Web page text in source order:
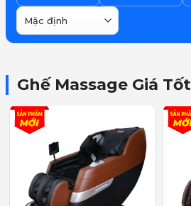
Ghế Massage Giá Tốt